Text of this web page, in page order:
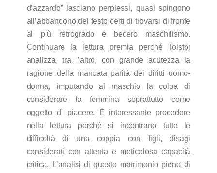
d’azzardo” lasciano perplessi, quasi spingono
all’abbandono del testo certi di trovarsi di fronte
al più retrogrado e becero maschilismo.
Continuare la lettura premia perché Tolstoj
analizza, tra l’altro, con grande acutezza la
ragione della mancata parità dei diritti uomo-
donna, imputando al maschio la colpa di
considerare la femmina soprattutto come
oggetto di piacere. È interessante procedere
nella lettura perché si incontrano tutte le
difficoltà di una coppia con figli, disagi
considerati con attenta e meticolosa capacità
critica. L’analisi di questo matrimonio pieno di